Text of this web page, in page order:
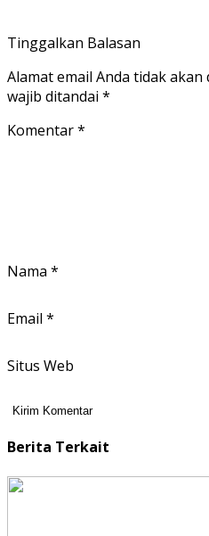
Tinggalkan Balasan
Alamat email Anda tidak
wajib ditandai *
Komentar*
Nama *
Email *
Situs Web
Berita Terkait